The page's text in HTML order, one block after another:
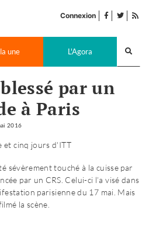
Connexion facebook
twitter
une L'Agora
par un
à Paris
2016
et cinq jours d'ITT
sévèrement touché à la cuisse par
par un CRS. Celui-ci l’a visé dans
parisienne du 17 mai. Mais
la scène.